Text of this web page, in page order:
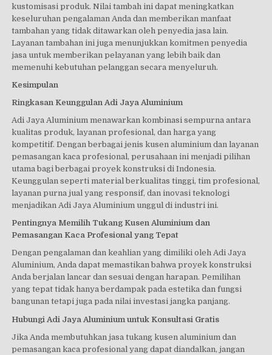
kustomisasi produk. Nilai tambah ini dapat meningkatkan
keseluruhan pengalaman Anda dan memberikan manfaat
tambahan yang tidak ditawarkan oleh penyedia jasa lain.
Layanan tambahan ini juga menunjukkan komitmen penyedia
jasa untuk memberikan pelayanan yang lebih baik dan
memenuhi kebutuhan pelanggan secara menyeluruh.
Kesimpulan
Ringkasan Keunggulan Adi Jaya Aluminium
Adi Jaya Aluminium menawarkan kombinasi sempurna antara
kualitas produk, layanan profesional, dan harga yang
kompetitif. Dengan berbagai jenis kusen aluminium dan layanan
pemasangan kaca profesional, perusahaan ini menjadi pilihan
utama bagi berbagai proyek konstruksi di Indonesia.
Keunggulan seperti material berkualitas tinggi, tim profesional,
layanan purna jual yang responsif, dan inovasi teknologi
menjadikan Adi Jaya Aluminium unggul di industri ini.
Pentingnya Memilih Tukang Kusen Aluminium dan
Pemasangan Kaca Profesional yang Tepat
Dengan pengalaman dan keahlian yang dimiliki oleh Adi Jaya
Aluminium, Anda dapat memastikan bahwa proyek konstruksi
Anda berjalan lancar dan sesuai dengan harapan. Pemilihan
yang tepat tidak hanya berdampak pada estetika dan fungsi
bangunan tetapi juga pada nilai investasi jangka panjang.
Hubungi Adi Jaya Aluminium untuk Konsultasi Gratis
Jika Anda membutuhkan jasa tukang kusen aluminium dan
pemasangan kaca profesional yang dapat diandalkan, jangan